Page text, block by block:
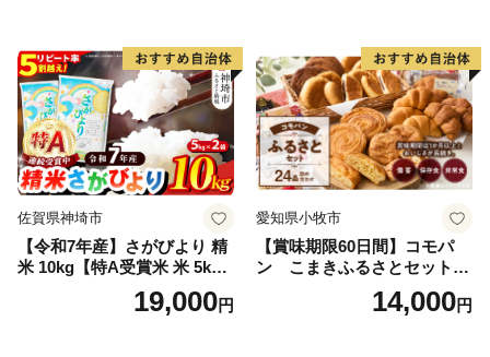
福島県 南相馬市 cu006-ae
佐賀県神埼市
【令和7年産】さがびより 精
米 10kg【特A受賞米 米 5kg×
2袋 お米 コメ こめ 国産 美味
しい ブランド米 人気 ランキ
19,000円
愛知県小牧市
【賞味期限60日間】コモパ
ン こまきふるさとセット
（24個入り）／災害用備蓄
保存食 非常食 防災グッズに
14,000円